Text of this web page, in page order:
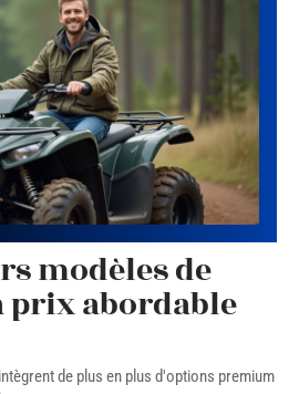
modèles de
prix abordable
de plus en plus d'options premium